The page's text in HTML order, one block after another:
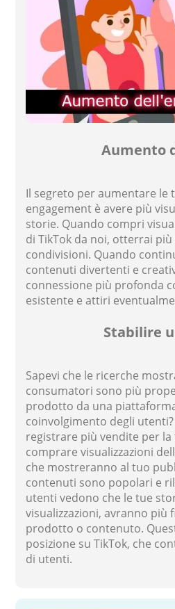
Aumento
Il segreto per aumentare le
engagement è avere più
storie. Quando compri
di TikTok da noi, otterrai
condivisioni. Quando
contenuti divertenti e
connessione più profonda
esistente e attiri
Stabilire
Sapevi che le ricerche
consumatori sono più
prodotto da una
coinvolgimento degli
registrare più vendite per la
comprare visualizzazioni
che mostreranno al tuo
contenuti sono popolari e
utenti vedono che le tue
visualizzazioni, avranno più
prodotto o contenuto.
posizione su TikTok, che
di utenti.